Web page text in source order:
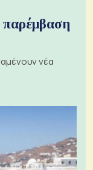
παρέμβαση
νέα